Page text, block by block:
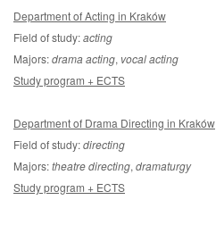
Department of Acting in Kraków
Field of study:acting
Majors:drama acting, vocal acting
Study program + ECTS
Department of Drama Directing in Kraków
Field of study:directing
Majors:theatre directing, dramaturgy
Study program + ECTS